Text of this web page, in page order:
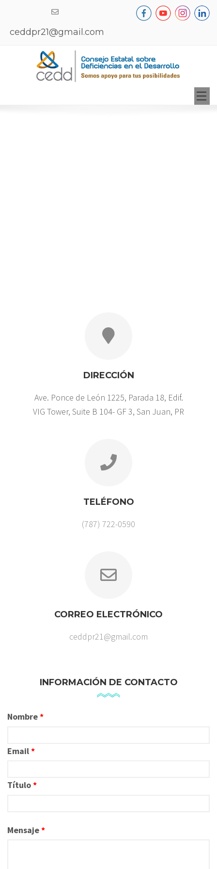
ceddpr21@gmail.com
DIRECCIÓN
Ave. Ponce de León 1225, Parada 18, Edif.
VIG Tower, Suite B 104- GF 3, San Juan, PR
TELÉFONO
(787) 722-0590
CORREO ELECTRÓNICO
ceddpr21@gmail.com
INFORMACIÓN DE CONTACTO
Nombre*
Email*
Título*
Mensaje*